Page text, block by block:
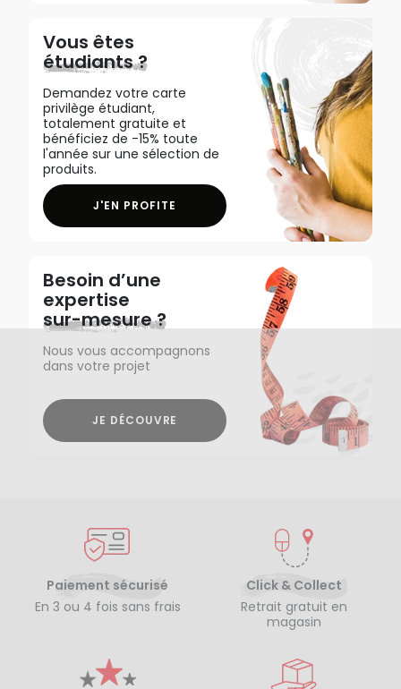
Vous êtes
étudiants ?
Demandez votre carte
privilège étudiant,
totalement gratuite et
bénéficiez de -15% toute
l'année sur une sélection de
produits.
J'EN PROFITE
Besoin d’une
expertise
sur-mesure ?
Nous vous accompagnons
dans votre projet
JE DÉCOUVRE
Paiement sécurisé
En 3 ou 4 fois sans frais
Click & Collect
Retrait gratuit en
magasin